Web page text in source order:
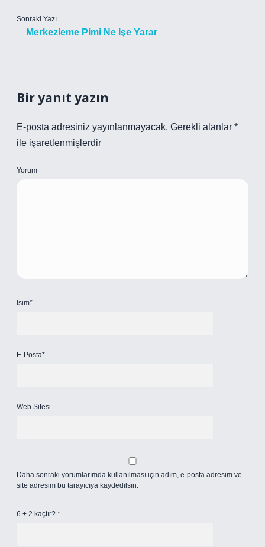
Sonraki Yazı
Merkezleme Pimi Ne Işe Yarar
Bir yanıt yazın
E-posta adresiniz yayınlanmayacak. Gerekli alanlar *
ile işaretlenmişlerdir
Yorum
İsim*
E-Posta*
Web Sitesi
Daha sonraki yorumlarımda kullanılması için adım, e-posta adresim ve
site adresim bu tarayıcıya kaydedilsin.
6 + 2 kaçtır? *